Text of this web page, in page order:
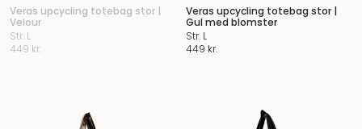
Veras upcycling totebag stor |
Velour
Str. L
449 kr.
Veras upcycling totebag stor |
Gul med blomster
Str. L
449 kr.